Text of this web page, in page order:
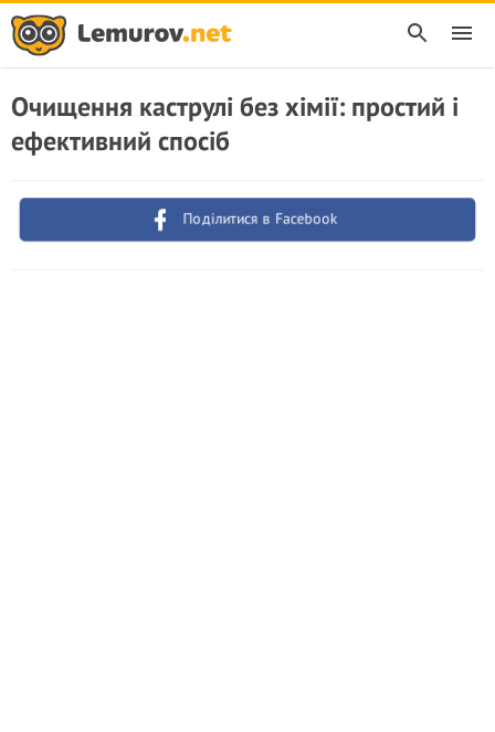
Очищення каструлі без хімії: простий і
ефективний спосіб
Поділитися в Facebook